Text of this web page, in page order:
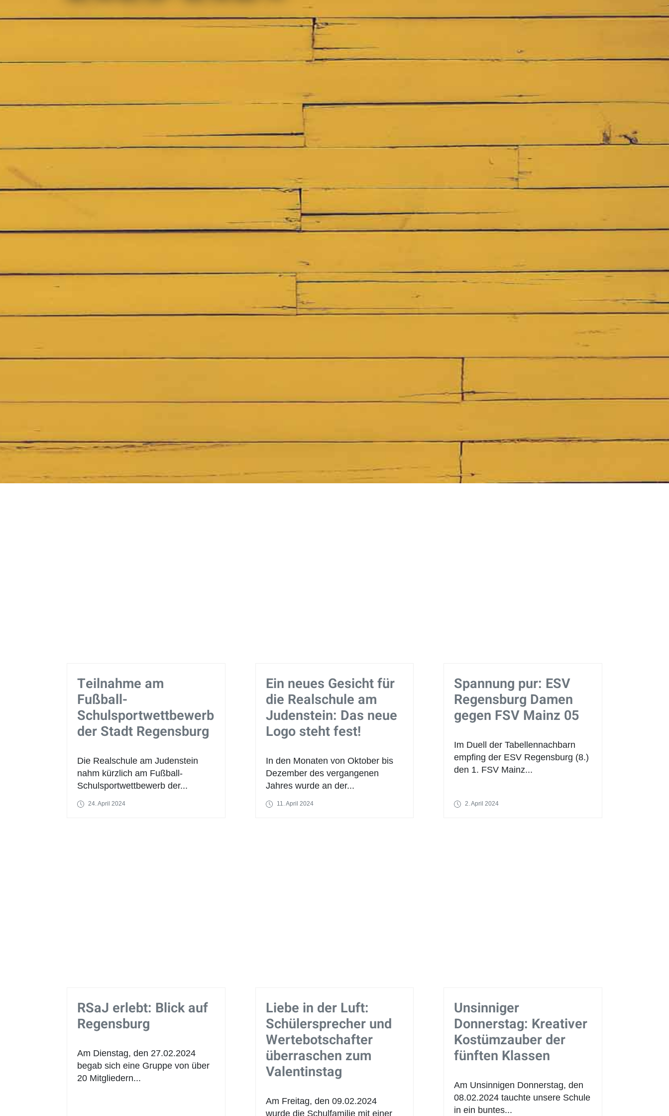
Teilnahme am
Fußball-
Schulsportwettbewerb
der Stadt Regensburg
Die Realschule am Judenstein
nahm kürzlich am Fußball-
Schulsportwettbewerb der...
24. April 2024
Ein neues Gesicht für
die Realschule am
Judenstein: Das neue
Logo steht fest!
In den Monaten von Oktober bis
Dezember des vergangenen
Jahres wurde an der...
11. April 2024
Spannung pur: ESV
Regensburg Damen
gegen FSV Mainz 05
Im Duell der Tabellennachbarn
empfing der ESV Regensburg (8.)
den 1. FSV Mainz...
2. April 2024
RSaJ erlebt: Blick auf
Regensburg
Am Dienstag, den 27.02.2024
begab sich eine Gruppe von über
20 Mitgliedern...
Liebe in der Luft:
Schülersprecher und
Wertebotschafter
überraschen zum
Valentinstag
Am Freitag, den 09.02.2024
wurde die Schulfamilie mit einer
Unsinniger
Donnerstag: Kreativer
Kostümzauber der
fünften Klassen
Am Unsinnigen Donnerstag, den
08.02.2024 tauchte unsere Schule
in ein buntes...